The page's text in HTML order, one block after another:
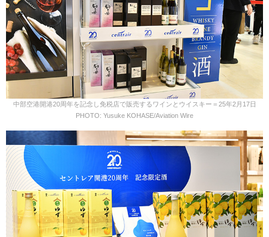
中部空港開港20周年を記念し免税店で販売するワインとウイスキー＝25年2月17日
PHOTO: Yusuke KOHASE/Aviation Wire